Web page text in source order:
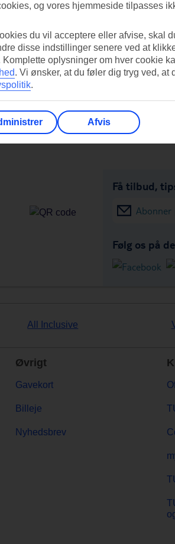
Få tilbud,
Abonner
Følg os på
All Inclusive
Øvrigt
Gavekort
Billeje
Nyhedsbrev
og vores hjemmeside tilpasses
du vil acceptere eller afvise, skal
disse indstillinger senere ved at
oplysninger om hver cookie
. Vi ønsker, at du føler dig tryg ved, at
.
Afvis